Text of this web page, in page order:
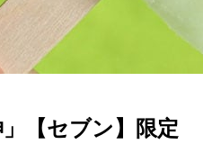
」【セブン】限定